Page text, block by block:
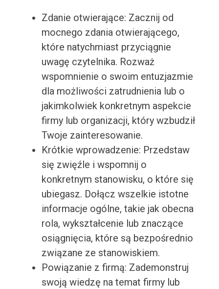
Zdanie otwierające: Zacznij od
mocnego zdania otwierającego,
które natychmiast przyciągnie
uwagę czytelnika. Rozważ
wspomnienie o swoim entuzjazmie
dla możliwości zatrudnienia lub o
jakimkolwiek konkretnym aspekcie
firmy lub organizacji, który wzbudził
Twoje zainteresowanie.
Krótkie wprowadzenie: Przedstaw
się zwięźle i wspomnij o
konkretnym stanowisku, o które się
ubiegasz. Dołącz wszelkie istotne
informacje ogólne, takie jak obecna
rola, wykształcenie lub znaczące
osiągnięcia, które są bezpośrednio
związane ze stanowiskiem.
Powiązanie z firmą: Zademonstruj
swoją wiedzę na temat firmy lub